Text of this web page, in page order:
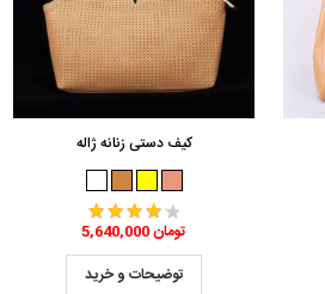
کیف دستی زنانه ژاله
5,640,000 تومان
توضیحات و خرید